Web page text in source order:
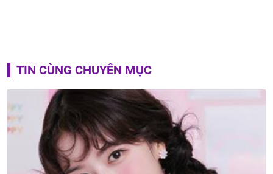
TIN CÙNG CHUYÊN MỤC